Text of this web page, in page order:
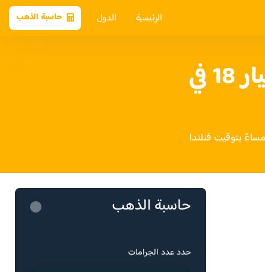
الرئيسية الدول حاسبة الذهب
سعر الذهب عيار 18 في
حاسبة الذهب
حدد عدد الجرامات